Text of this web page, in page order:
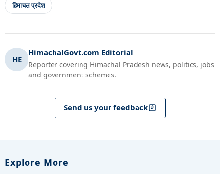
हिमाचल प्रदेश
HE
HimachalGovt.com Editorial
Reporter covering Himachal Pradesh news, politics, jobs
and government schemes.
Send us your feedback
Explore More